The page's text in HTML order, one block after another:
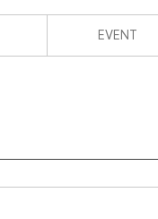
EVENT